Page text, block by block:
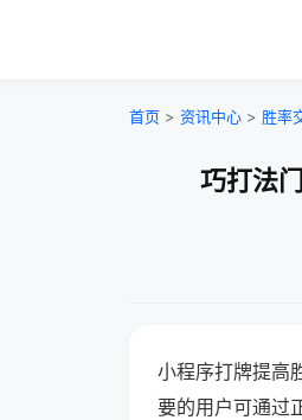
首页 > 资讯中心 > 胜率
巧打法
小程序打牌提高
要的用户可通过